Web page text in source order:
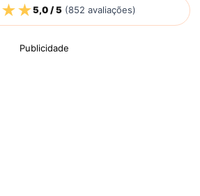
★★5,0/ 5(852 avaliações)
Publicidade